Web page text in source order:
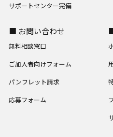
サポートセンター完備
■ お問い合わせ
無料相談窓口
ご加入者向けフォーム
パンフレット請求
応募フォーム